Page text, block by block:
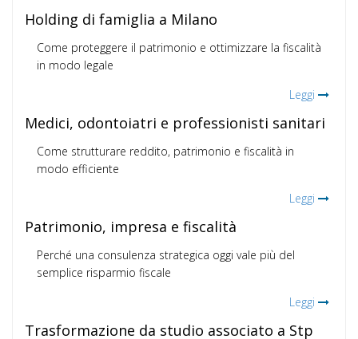
Holding di famiglia a Milano
Come proteggere il patrimonio e ottimizzare la fiscalità
in modo legale
Leggi
Medici, odontoiatri e professionisti sanitari
Come strutturare reddito, patrimonio e fiscalità in
modo efficiente
Leggi
Patrimonio, impresa e fiscalità
Perché una consulenza strategica oggi vale più del
semplice risparmio fiscale
Leggi
Trasformazione da studio associato a Stp